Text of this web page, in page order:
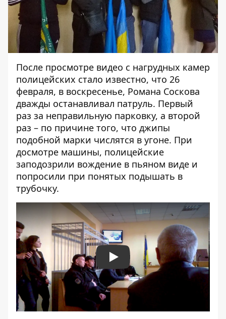
После просмотре видео с нагрудных камер
полицейских стало известно, что 26
февраля, в воскресенье, Романа Соскова
дважды останавливал патруль. Первый
раз за неправильную парковку, а второй
раз – по причине того, что джипы
подобной марки числятся в угоне. При
досмотре машины, полицейские
заподозрили вождение в пьяном виде и
попросили при понятых подышать в
трубочку.
Play